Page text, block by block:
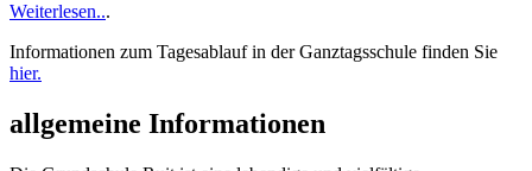
Weiterlesen...
Informationen zum Tagesablauf in der Ganztagsschule finden Sie
hier.
allgemeine Informationen